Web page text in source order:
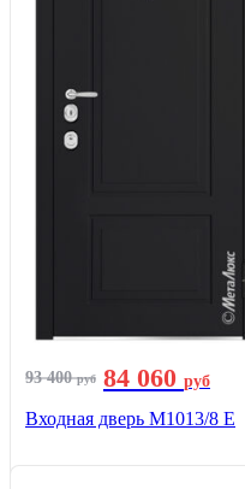
93 400руб 84 060 руб
Входная дверь М1013/8 E